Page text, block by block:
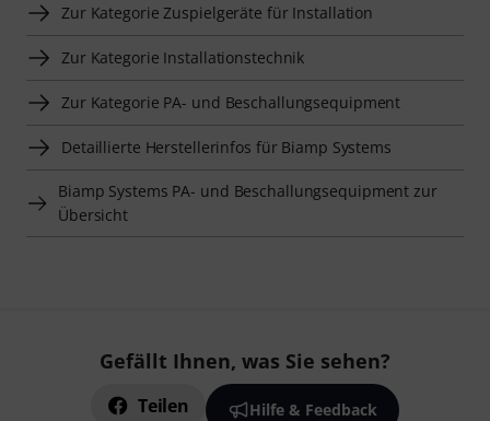
Zur Kategorie Zuspielgeräte für Installation
Zur Kategorie Installationstechnik
Zur Kategorie PA- und Beschallungsequipment
Detaillierte Herstellerinfos für Biamp Systems
Biamp Systems PA- und Beschallungsequipment zur
Übersicht
Gefällt Ihnen, was Sie sehen?
Teilen Hilfe & Feedback